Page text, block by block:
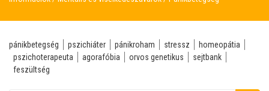
pánikbetegség pszichiáter pánikroham stressz
homeopátia
pszichoterapeuta
agorafóbia orvos genetikus
sejtbank
feszültség